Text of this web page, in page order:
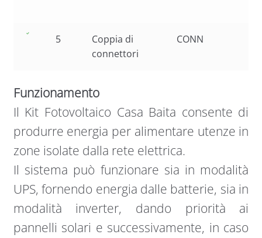
5
Coppia di
connettori
CONN
Funzionamento
Il Kit Fotovoltaico Casa Baita consente di
produrre energia per alimentare utenze in
zone isolate dalla rete elettrica.
Il sistema può funzionare sia in modalità
UPS, fornendo energia dalle batterie, sia in
modalità inverter, dando priorità ai
pannelli solari e successivamente, in caso